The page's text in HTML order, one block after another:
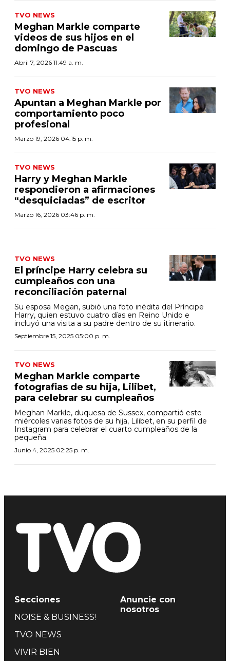
TVO NEWS
Meghan Markle comparte
videos de sus hijos en el
domingo de Pascuas
Abril 7, 2026 11:49 a. m.
TVO NEWS
Apuntan a Meghan Markle por
comportamiento poco
profesional
Marzo 19, 2026 04:15 p. m.
TVO NEWS
Harry y Meghan Markle
respondieron a afirmaciones
“desquiciadas” de escritor
Marzo 16, 2026 03:46 p. m.
TVO NEWS
El príncipe Harry celebra su
cumpleaños con una
reconciliación paternal
Su esposa Megan, subió una foto inédita del Príncipe
Harry, quien estuvo cuatro días en Reino Unido e
incluyó una visita a su padre dentro de su itinerario.
Septiembre 15, 2025 05:00 p. m.
TVO NEWS
Meghan Markle comparte
fotografias de su hija, Lilibet,
para celebrar su cumpleaños
Meghan Markle, duquesa de Sussex, compartió este
miércoles varias fotos de su hija, Lilibet, en su perfil de
Instagram para celebrar el cuarto cumpleaños de la
pequeña.
Junio 4, 2025 02:25 p. m.
Secciones
NOISE & BUSINESS!
TVO NEWS
VIVIR BIEN
Anuncie con
nosotros